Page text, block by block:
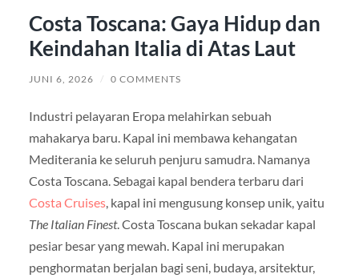
Costa Toscana: Gaya Hidup dan
Keindahan Italia di Atas Laut
JUNI 6, 2026 / 0 COMMENTS
Industri pelayaran Eropa melahirkan sebuah
mahakarya baru. Kapal ini membawa kehangatan
Mediterania ke seluruh penjuru samudra. Namanya
Costa Toscana. Sebagai kapal bendera terbaru dari
Costa Cruises, kapal ini mengusung konsep unik, yaitu
The Italian Finest. Costa Toscana bukan sekadar kapal
pesiar besar yang mewah. Kapal ini merupakan
penghormatan berjalan bagi seni, budaya, arsitektur,